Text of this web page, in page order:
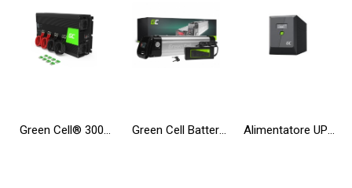
Green Cell Batteria per Bicicletta Elettrica 36V 10.4Ah 374Wh Silverfish Ebike 2 Pin per Zündapp, Telefunken con Caricabatterie